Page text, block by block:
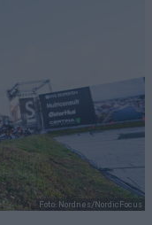
Foto: Nordnes/NordicFocus